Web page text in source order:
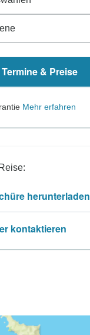
Termine & Preise
Mehr erfahren
herunterladen
kontaktieren